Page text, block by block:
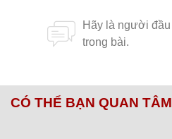
CÓ THỂ BẠN QUAN TÂM